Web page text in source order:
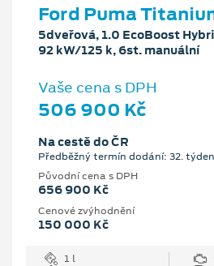
Ford Puma
5dveřová, 1.0 EcoBoost
92 kW/125 k, 6st. manuální
Vaše cena s DPH
506 900 Kč
Na cestě do ČR
Předběžný termín dodání: 32.
Původní cena s DPH
656 900 Kč
Cenové zvýhodnění
150 000 Kč
1 l